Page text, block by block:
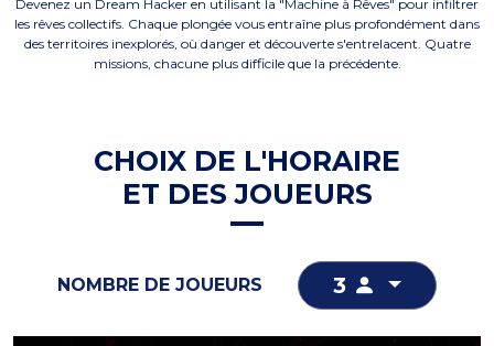
Devenez un Dream Hacker en utilisant la "Machine à Rêves" pour infiltrer
les rêves collectifs. Chaque plongée vous entraîne plus profondément dans
des territoires inexplorés, où danger et découverte s'entrelacent. Quatre
missions, chacune plus difficile que la précédente.
CHOIX DE L'HORAIRE
ET DES JOUEURS
NOMBRE DE JOUEURS 3